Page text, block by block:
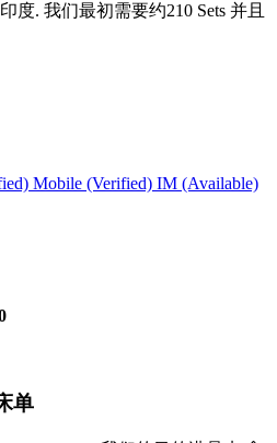
度. 我们最初需要约210 Sets 并且
Mobile (Verified) IM (Available)
单